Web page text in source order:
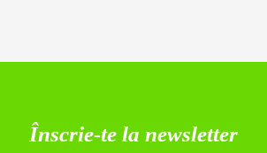
Înscrie-te la newsletter